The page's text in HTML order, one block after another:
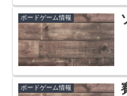
ボードゲーム情報
ボードゲーム情報